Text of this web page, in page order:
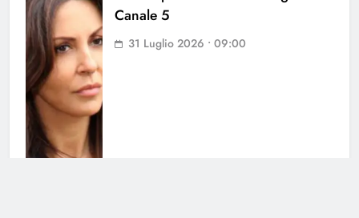
Canale 5
31 Luglio 2026 • 09:00